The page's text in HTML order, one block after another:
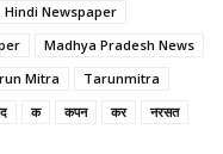
Hindi Newspaper
Madhya Pradesh News
Mitra
Tarunmitra
क कपन कर
नरसत